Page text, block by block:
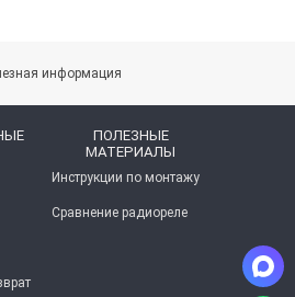
информация
ПОЛЕЗНЫЕ
МАТЕРИАЛЫ
Инструкции по монтажу
Сравнение радиореле